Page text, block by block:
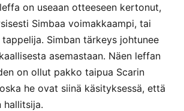
on useaan otteeseen kertonut,
Simbaa voimakkaampi, tai
Simban tärkeys johtunee
asemastaan. Näen leffan
on ollut pakko taipua Scarin
he ovat siinä käsityksessä, että
hallitsija.